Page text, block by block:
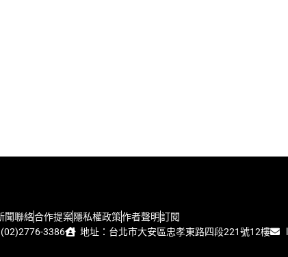
聞聯絡合作提案隱私權政策作者聲明訂閱
3386
地址：台北市大安區忠孝東路四段221號12樓